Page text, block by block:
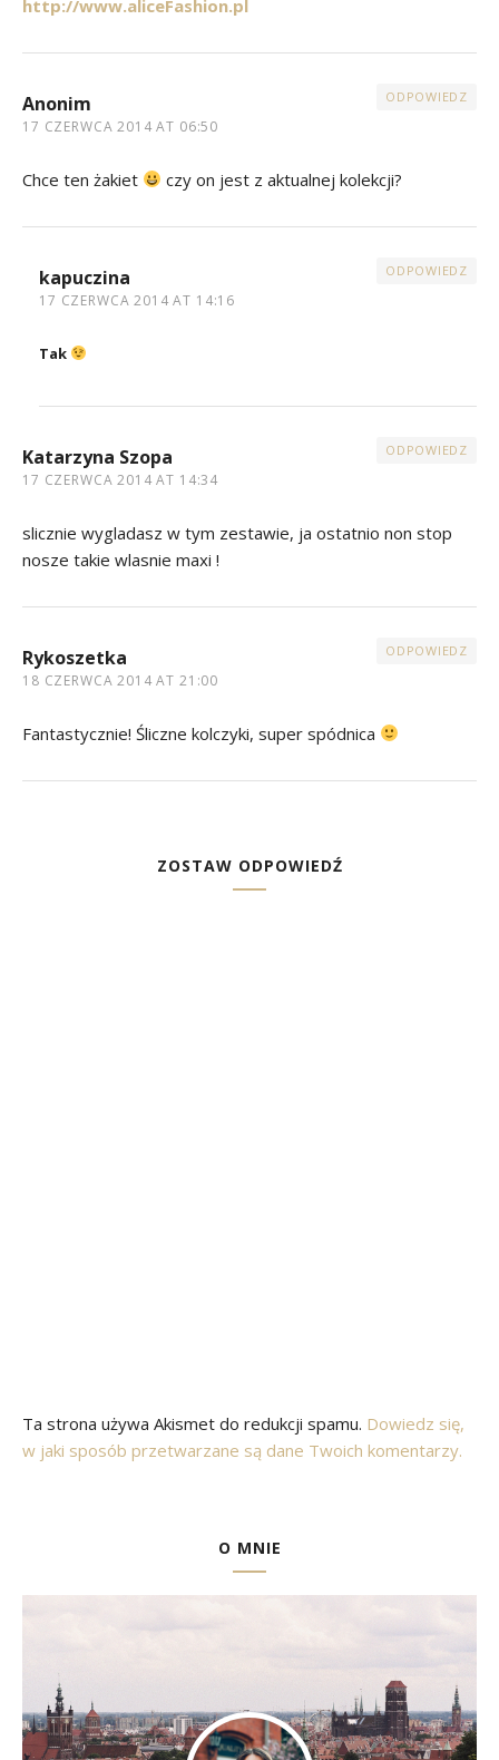
http://www.aliceFashion.pl
Anonim
17 CZERWCA 2014 AT 06:50
ODPOWIEDZ
Chce ten żakiet czy on jest z aktualnej kolekcji?
kapuczina
17 CZERWCA 2014 AT 14:16
ODPOWIEDZ
Tak
Katarzyna Szopa
17 CZERWCA 2014 AT 14:34
ODPOWIEDZ
slicznie wygladasz w tym zestawie, ja ostatnio non stop
nosze takie wlasnie maxi !
Rykoszetka
18 CZERWCA 2014 AT 21:00
ODPOWIEDZ
Fantastycznie! Śliczne kolczyki, super spódnica
ZOSTAW ODPOWIEDŹ
Ta strona używa Akismet do redukcji spamu. Dowiedz się,
w jaki sposób przetwarzane są dane Twoich komentarzy.
O MNIE